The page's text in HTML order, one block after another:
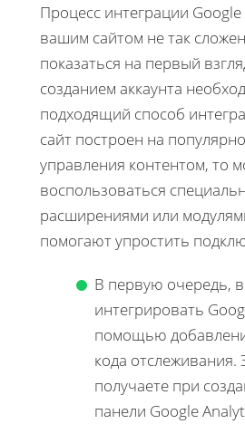
Процесс интеграции Google
вашим сайтом не так
показаться на первый
созданием аккаунта
подходящий способ
сайт построен на
управления контентом, то
воспользоваться
расширениями или
помогают упростить
В первую очередь,
интегрировать
помощью
кода отслеживания.
получаете при
панели Google